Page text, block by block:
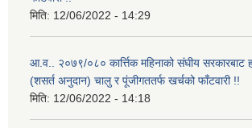
मिति: 12/06/2022 - 14:29
आ.व.. २०७९/०८० कार्त्तिक महिनाको संघीय सरकारबाट
(शसर्त अनुदान) चालु र पूंजीगततर्फ खर्चको फाँटवारी !!
मिति: 12/06/2022 - 14:18